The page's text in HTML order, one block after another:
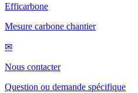
Efficarbone
Mesure carbone chantier
✉
Nous contacter
Question ou demande spécifique